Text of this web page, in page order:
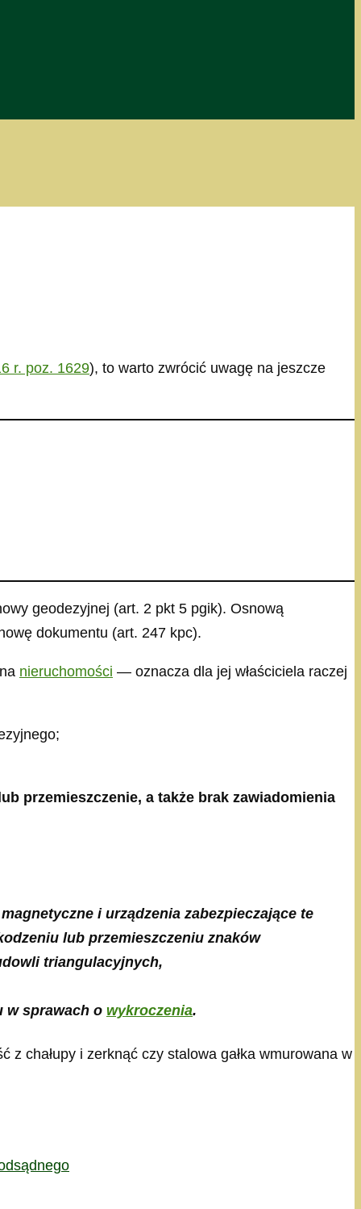
r. poz. 1629), to warto zwrócić uwagę na jeszcze
geodezyjnej (art. 2 pkt 5 pgik). Osnową
dokumentu (art. 247 kpc).
nieruchomości — oznacza dla jej właściciela raczej
przemieszczenie, a także brak zawiadomienia
i urządzenia zabezpieczające te
lub przemieszczeniu znaków
triangulacyjnych,
w sprawach o wykroczenia.
chałupy i zerknąć czy stalowa gałka wmurowana w